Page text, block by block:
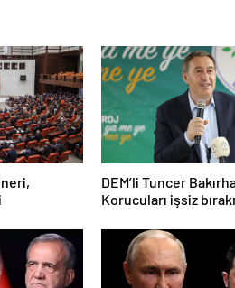
DEM’li Tuncer
Korucuları işsiz